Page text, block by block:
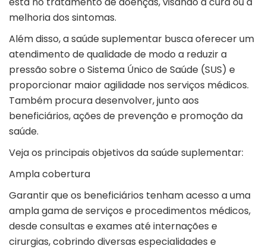
melhoria dos sintomas.
Além disso, a saúde suplementar busca oferecer um
atendimento de qualidade de modo a reduzir a
pressão sobre o Sistema Único de Saúde (SUS) e
proporcionar maior agilidade nos serviços médicos.
Também procura desenvolver, junto aos
beneficiários, ações de prevenção e promoção da
saúde.
Veja os principais objetivos da saúde suplementar:
Ampla cobertura
Garantir que os beneficiários tenham acesso a uma
ampla gama de serviços e procedimentos médicos,
desde consultas e exames até internações e
cirurgias, cobrindo diversas especialidades e